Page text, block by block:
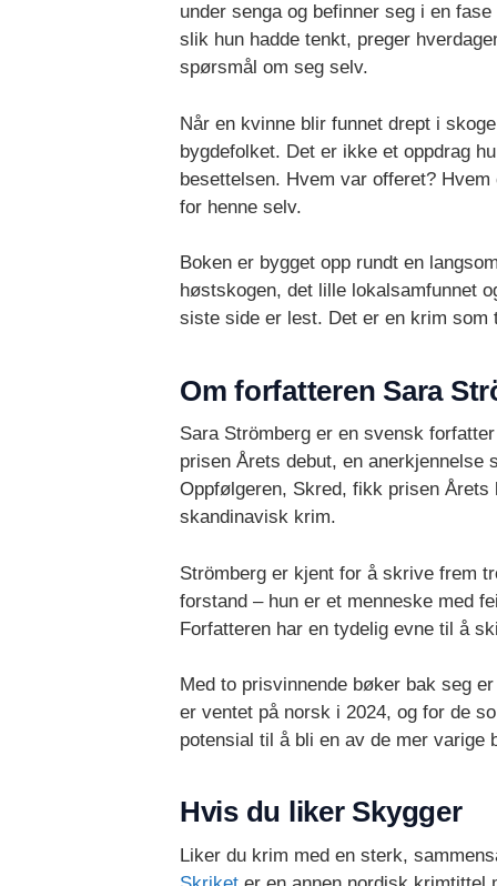
under senga og befinner seg i en
slik hun hadde tenkt, preger
spørsmål om seg selv.
Når en kvinne blir funnet drept i
bygdefolket. Det er ikke et oppdrag
besettelsen. Hvem var offeret?
for henne selv.
Boken er bygget opp rundt en
høstskogen, det lille lokalsamfunnet
siste side er lest. Det er en krim som
Om forfatteren Sara
Sara Strömberg er en svensk
prisen Årets debut, en
Oppfølgeren, Skred, fikk prisen
skandinavisk krim.
Strömberg er kjent for å skrive frem
forstand – hun er et menneske med
Forfatteren har en tydelig evne til å
Med to prisvinnende bøker bak seg
er ventet på norsk i 2024, og for de
potensial til å bli en av de mer varige
Hvis du liker Skygger
Liker du krim med en sterk,